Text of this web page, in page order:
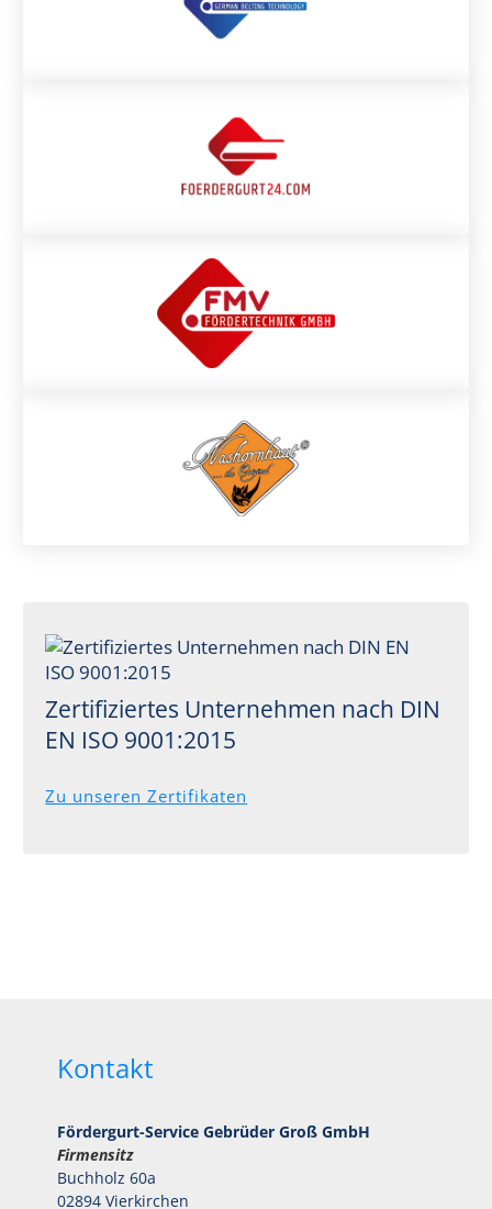
Zertifiziertes Unternehmen nach DIN
EN ISO 9001:2015
Zu unseren Zertifikaten
Kontakt
Fördergurt-Service Gebrüder Groß GmbH
Firmensitz
Buchholz 60a
02894 Vierkirchen